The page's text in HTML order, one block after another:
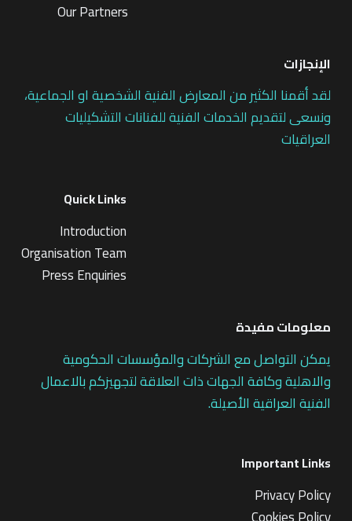
Our Partners
الإنجازات
لقد أقمنا الكثير من المعارض الفنية الشخصية او الجماعية،
ونسعى لتقديم الخدمات الفنية للفنانات التشكيليات
العراقيات
Quick Links
Introduction
Organisation Team
Press Enquiries
معلومات مفيدة
يمكن التواصل مع الشركات والمؤسسات الحكومية
والاهلية وكافة الجهات ذات العلاقة لتجهيزكم بالاعمال
الفنية العراقية الأصيلة.
Important Links
Privacy Policy